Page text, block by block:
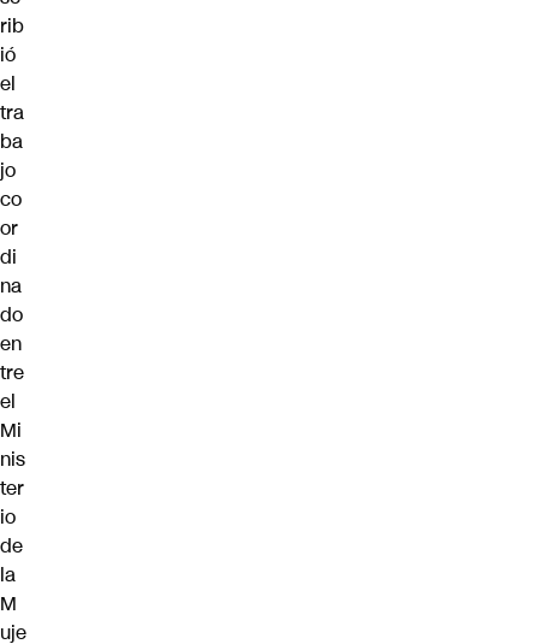
rib
ió
el
tra
ba
jo
co
or
di
na
do
en
tre
el
Mi
nis
ter
io
de
la
M
uje